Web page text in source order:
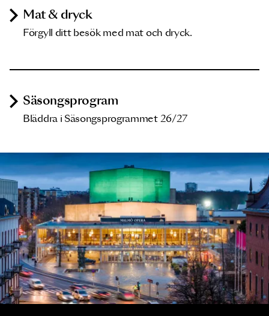
Mat & dryck
Förgyll ditt besök med mat och dryck.
Säsongsprogram
Bläddra i Säsongsprogrammet 26/27